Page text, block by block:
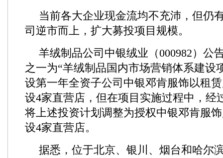
当前各大企业现金流均不充沛，但仍
司逆市而上，扩大募投项目规模。
羊绒制品公司中银绒业（000982）公
之一为“羊绒制品国内市场营销体系建设
设第一年全资子公司中银邓肯服饰以租
设4家直营店，但在项目实施过程中，经
将上述投资计划调整为授权中银邓肯服
设4家直营店。
据悉，位于北京、银川、烟台和哈尔